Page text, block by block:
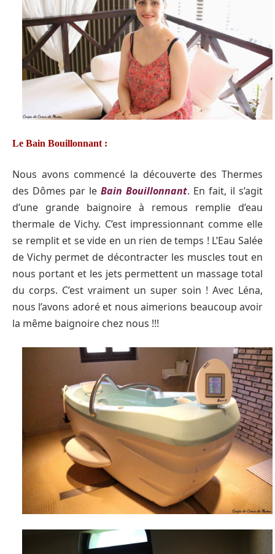
Le Bain Bouillonnant :
Nous avons commencé la découverte des Thermes
des Dômes par le Bain Bouillonnant. En fait, il s’agit
d’une grande baignoire à remous remplie d’eau
thermale de Vichy. C’est impressionnant comme elle
se remplit et se vide en un rien de temps ! L’Eau Salée
de Vichy permet de décontracter les muscles tout en
nous portant et les jets permettent un massage total
du corps. C’est vraiment un super soin ! Avec Léna,
nous l’avons adoré et nous aimerions beaucoup avoir
la même baignoire chez nous !!!